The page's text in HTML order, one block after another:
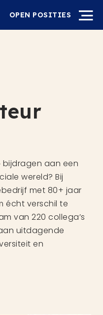
OPEN POSITIES
bijdragen aan een
wereld? Bij
met 80+ jaar
écht verschil te
van 220 collega’s
uitdagende
en